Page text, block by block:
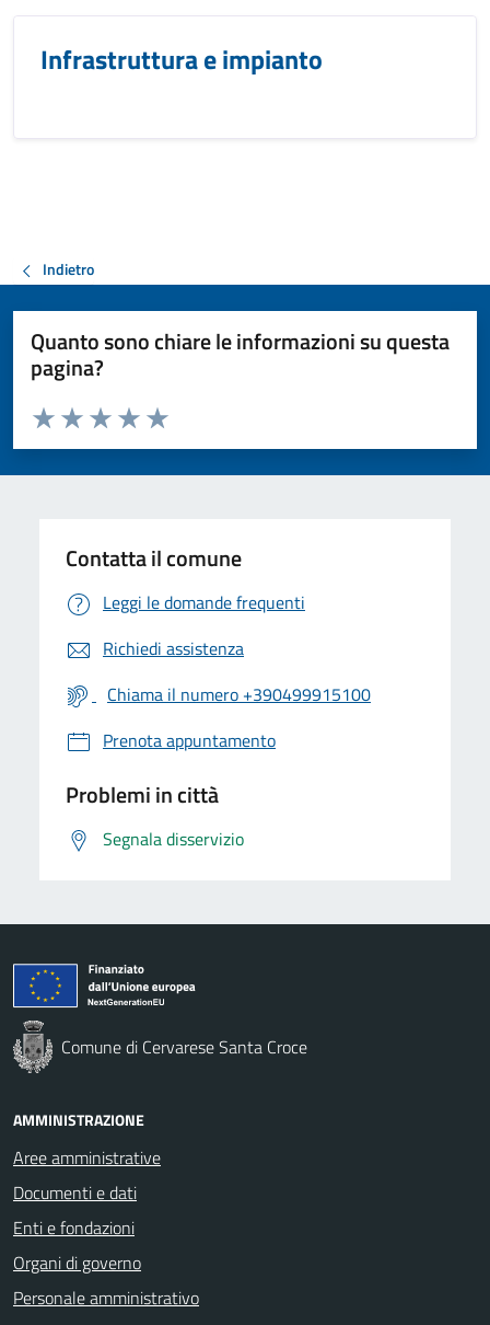
Infrastruttura e impianto
Indietro
Quanto sono chiare le informazioni su questa
pagina?
Valuta da 1 a 5 stelle la pagina
Valuta 5 stelle su 5
Valuta 4 stelle su 5
Valuta 3 stelle su 5
Valuta 2 stelle su 5
Valuta 1 stelle su 5
Contatta il comune
Leggi le domande frequenti
Richiedi assistenza
Chiama il numero +390499915100
Prenota appuntamento
Problemi in città
Segnala disservizio
Comune di Cervarese Santa Croce
AMMINISTRAZIONE
Aree amministrative
Documenti e dati
Enti e fondazioni
Organi di governo
Personale amministrativo